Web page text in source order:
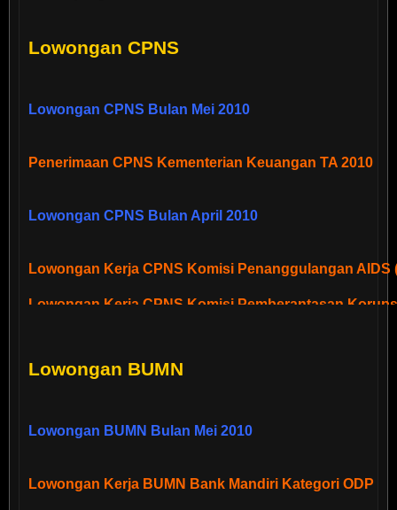
Lowongan CPNS
Lowongan CPNS Bulan Mei 2010
Penerimaan CPNS Kementerian Keuangan TA 2010
Lowongan CPNS Bulan April 2010
Lowongan Kerja CPNS Komisi Penanggulangan AIDS
Lowongan Kerja CPNS Komisi Pemberantasan
Lowongan CPNS Bulan Maret 2010
Lowongan BUMN
Lowongan BUMN Bulan Mei 2010
Lowongan Kerja BUMN Bank Mandiri Kategori ODP